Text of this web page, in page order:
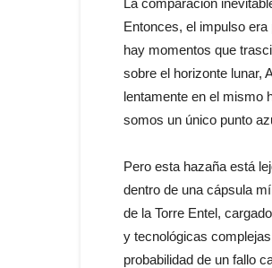
Entonces, el impulso
hay momentos que
sobre el horizonte lunar,
lentamente en el mismo
somos un único punto
Pero esta hazaña está
dentro de una cápsula
de la Torre Entel,
y tecnológicas
probabilidad de un fallo